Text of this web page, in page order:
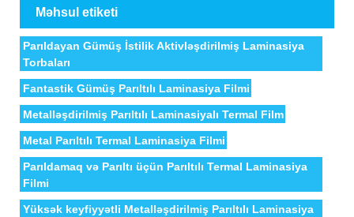
Məhsul etiketi
Parıldayan Gümüş İstilik Aktivləşdirilmiş Laminasiya
Torbaları
Fantastik Gümüş Parıltılı Laminasiya Filmi
Metalləşdirilmiş Parıltılı Laminasiyalı Termal Film
Metal Parıltılı Termal Laminasiya Filmi
Parıldamaq və Parıltı üçün Parıltılı Termal Laminasiya
Filmi
Yüksək keyfiyyətli Metalləşdirilmiş Parıltılı Laminasiya